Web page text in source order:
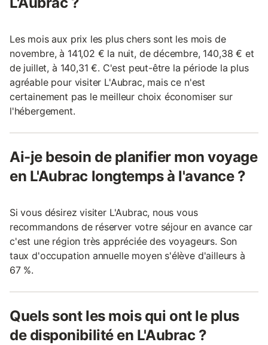
Les mois aux prix les plus chers sont les mois de
novembre, à 141,02 € la nuit, de décembre, 140,38 € et
de juillet, à 140,31 €. C'est peut-être la période la plus
agréable pour visiter L'Aubrac, mais ce n'est
certainement pas le meilleur choix économiser sur
l'hébergement.
Ai-je besoin de planifier mon voyage
en L'Aubrac longtemps à l'avance ?
Si vous désirez visiter L'Aubrac, nous vous
recommandons de réserver votre séjour en avance car
c'est une région très appréciée des voyageurs. Son
taux d'occupation annuelle moyen s'élève d'ailleurs à
67 %.
Quels sont les mois qui ont le plus
de disponibilité en L'Aubrac ?